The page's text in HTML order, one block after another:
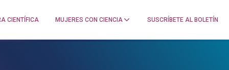
CIENTÍFICA MUJERES CON CIENCIA SUSCRÍBETE AL BOLETÍN